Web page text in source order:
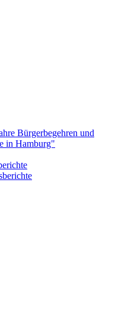
Bürgerbegehren und
in Hamburg"